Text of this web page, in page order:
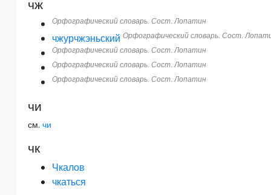
чж
Орфографический словарь. Сост. Лопатин
чжурчжэньский Орфографический словарь. Сост.
Орфографический словарь. Сост. Лопатин
Орфографический словарь. Сост. Лопатин
Орфографический словарь. Сост. Лопатин
чи
см.чи
чк
Чкалов
чкаться